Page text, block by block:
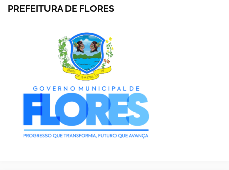
PREFEITURA DE FLORES